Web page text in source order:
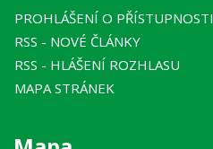
PROHLÁŠENÍ O PŘÍSTUPNOSTI
RSS - NOVÉ ČLÁNKY
RSS - HLÁŠENÍ ROZHLASU
MAPA STRÁNEK